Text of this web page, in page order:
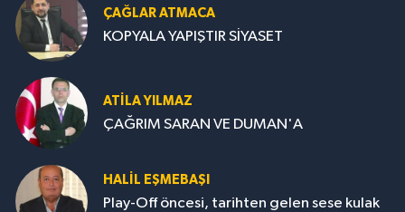
ÇAĞLAR ATMACA
KOPYALA YAPIŞTIR SİYASET
ATILA YILMAZ
ÇAĞRIM SARAN VE DUMAN'A
HALIL EŞMEBAŞI
Play-Off öncesi, tarihten gelen sese kulak